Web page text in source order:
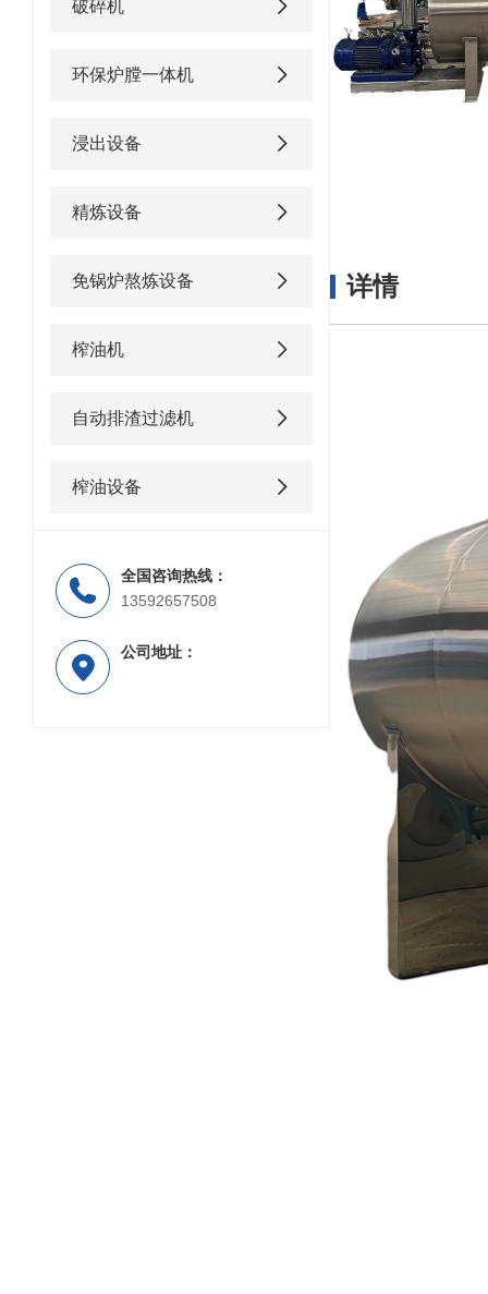
破碎机
环保炉膛一体机
浸出设备
精炼设备
免锅炉熬炼设备
榨油机
自动排渣过滤机
榨油设备
全国咨询热线：
13592657508
公司地址：
详情